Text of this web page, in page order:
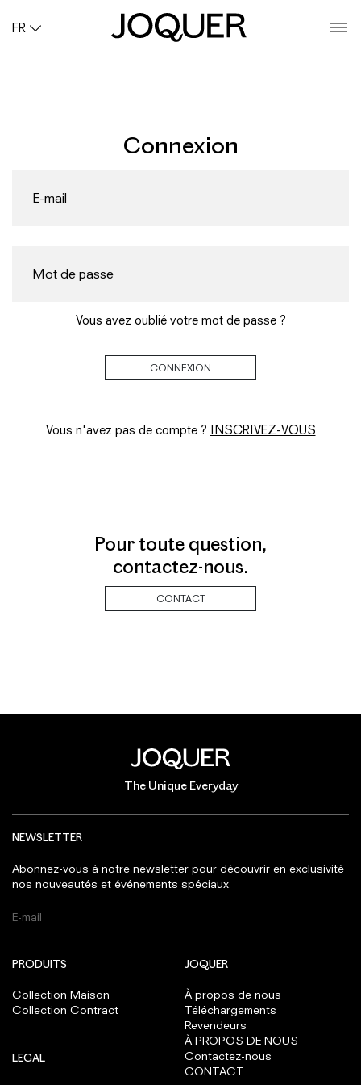
FR
Connexion
Vous avez oublié votre mot de passe ?
Vous n'avez pas de compte ? INSCRIVEZ-VOUS
Pour toute question,
contactez-nous.
CONTACT
The Unique Everyday
NEWSLETTER
Abonnez-vous à notre newsletter pour découvrir en exclusivité
nos nouveautés et événements spéciaux.
JOQUER
À propos de nous
Téléchargements
Revendeurs
À PROPOS DE NOUS
Contactez-nous
CONTACT
PRODUITS
Collection Maison
Collection Contract
LEGAL